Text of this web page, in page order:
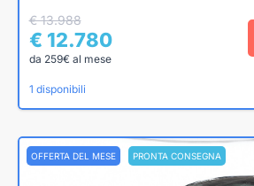
€ 13.988
€ 12.780
da 259€ al mese
1 disponibili
OFFERTA DEL MESE PRONTA CONSEGNA